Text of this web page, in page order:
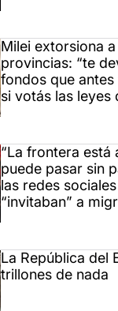
Milei extorsiona
provincias: “te
fondos que
si votás las leyes
“La frontera está
puede pasar sin
las redes
“invitaban” a
La República del
trillones de nada